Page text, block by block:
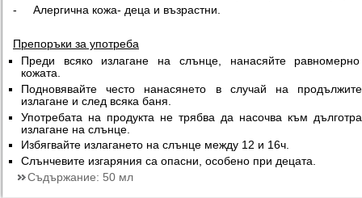
- Алергична кожа- деца и възрастни.
Препоръки за употреба
Преди всяко излагане на слънце, нанасяйте
кожата.
Подновявайте често нанасянето в случай на
излагане и след всяка баня.
Употребата на продукта не трябва да насочва към
излагане на слънце.
Избягвайте излагането на слънце между 12 и 16ч.
Слънчевите изгаряния са опасни, особено при децата.
Съдържание: 50 мл